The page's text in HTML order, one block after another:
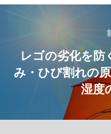
ビ
ー
レゴの劣化を防
み・ひび割れの
湿度